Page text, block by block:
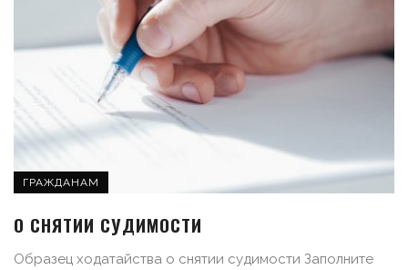
ГРАЖДАНАМ
О СНЯТИИ СУДИМОСТИ
Образец ходатайства о снятии судимости Заполните